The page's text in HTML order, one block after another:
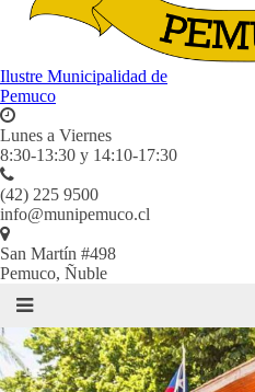
Ilustre Municipalidad de
Pemuco
Lunes a Viernes
8:30-13:30 y 14:10-17:30
(42) 225 9500
info@munipemuco.cl
San Martín #498
Pemuco, Ñuble